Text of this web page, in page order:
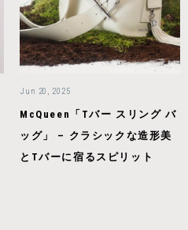
Jun 20, 2025
McQueen「Tバー スリング バ
ッグ」 – クラシックな造形美
とTバーに宿るスピリット